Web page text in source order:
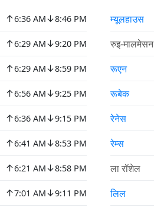
↑6:36 AM↓8:46 PM
↑6:29 AM↓9:20 PM
↑6:29 AM↓8:59 PM
↑6:56 AM↓9:25 PM
↑6:36 AM↓9:15 PM
↑6:41 AM↓8:53 PM
↑6:21 AM↓8:58 PM
↑7:01 AM↓9:11 PM
म्यूलहाउस
रुइ-मालमेसन
रूएन
रूबेक
रेनेस
रेम्स
ला रॉशेल
लिल